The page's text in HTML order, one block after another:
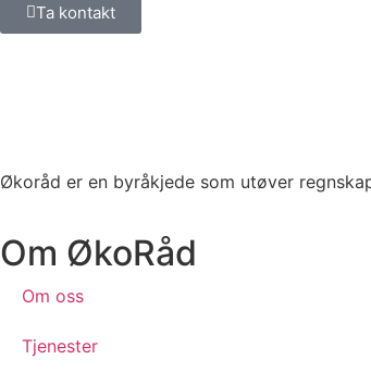
Ta kontakt
Økoråd er en byråkjede som utøver
Om ØkoRåd
Om oss
Tjenester